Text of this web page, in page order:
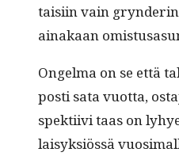
taisi­in vain
ainakaan
Ongel­ma on se että
posti sata vuot­ta,
spek­ti­ivi taas on
laisyk­siössä